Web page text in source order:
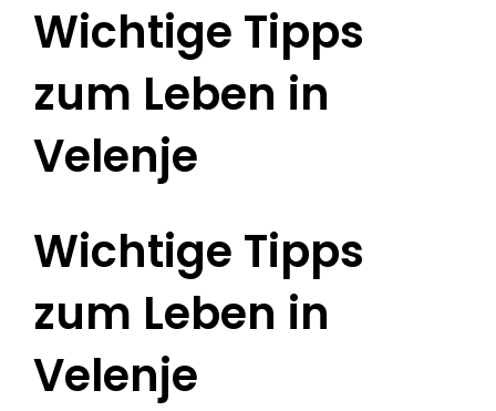
Wichtige Tipps
zum Leben in
Velenje
Wichtige Tipps
zum Leben in
Velenje